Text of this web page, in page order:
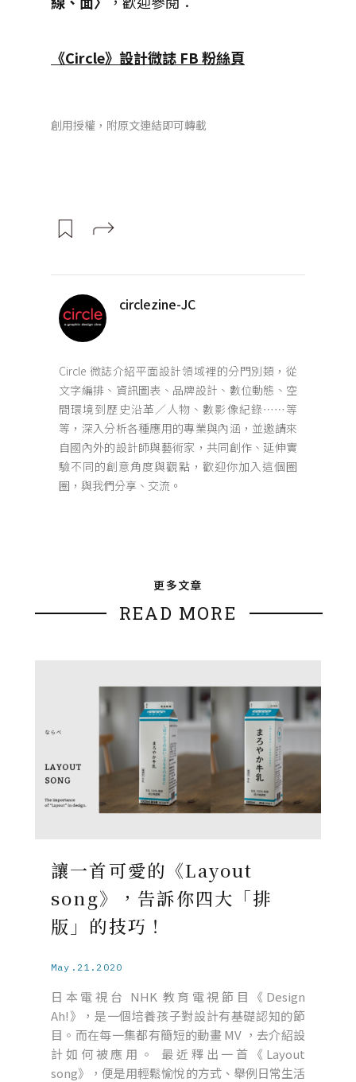
《Circle》設計微誌 FB 粉絲頁
創用授權，附原文連結即可轉載
circlezine-JC
Circle 微誌介紹平面設計領域裡的分門別類，從
文字編排、資訊圖表、品牌設計、數位動態、空
間環境到歷史沿革／人物、數影像紀錄⋯⋯等
等，深入分析各種應用的專業與內涵，並邀請來
自國內外的設計師與藝術家，共同創作、延伸實
驗不同的創意角度與觀點，歡迎你加入這個圈
圈，與我們分享、交流。
更多文章
READ MORE
讓一首可愛的《Layout
song》，告訴你四大「排
版」的技巧！
May.21.2020
日本電視台 NHK 教育電視節目《Design
Ah!》，是一個培養孩子對設計有基礎認知的節
目。而在每一集都有簡短的動畫 MV ，去介紹設
計如何被應用。 最近釋出一首《Layout
song》，便是用輕鬆愉悅的方式、舉例日常生活